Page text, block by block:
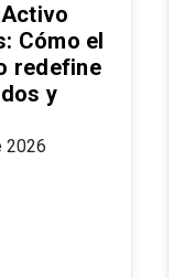
Cómo el
redefine
y
2026